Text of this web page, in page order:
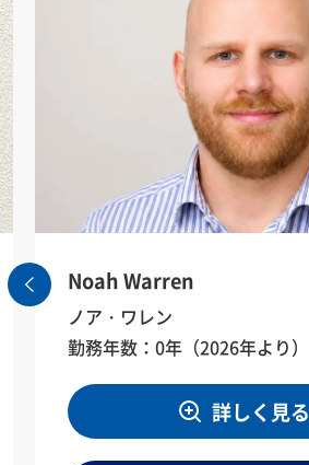
Noah Warren
ノア・ワレン
勤務年数：0年（2026年より）
詳しく見る